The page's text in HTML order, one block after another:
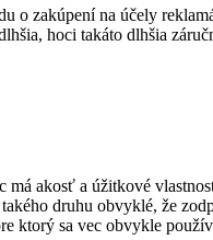
o zakúpení na účely
hoci takáto dlhšia
akosť a úžitkové
druhu obvyklé, že
ktorý sa vec obvykle